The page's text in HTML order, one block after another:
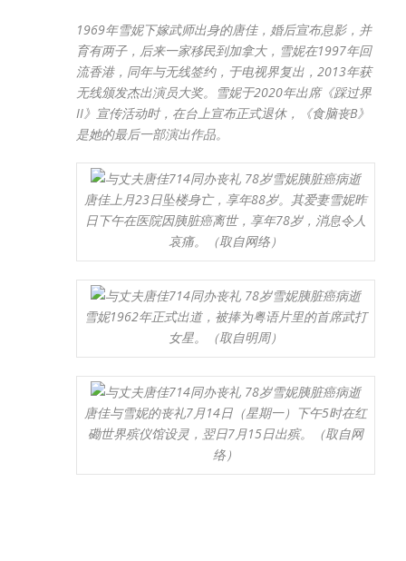
1969年雪妮下嫁武师出身的唐佳，婚后宣布息影，并
育有两子，后来一家移民到加拿大，雪妮在1997年回
流香港，同年与无线签约，于电视界复出，2013年获
无线颁发杰出演员大奖。雪妮于2020年出席《踩过界
II》宣传活动时，在台上宣布正式退休，《食脑丧B》
是她的最后一部演出作品。
唐佳上月23日坠楼身亡，享年88岁。其爱妻雪妮昨
日下午在医院因胰脏癌离世，享年78岁，消息令人
哀痛。（取自网络）
雪妮1962年正式出道，被捧为粤语片里的首席武打
女星。（取自明周）
唐佳与雪妮的丧礼7月14日（星期一）下午5时在红
磡世界殡仪馆设灵，翌日7月15日出殡。（取自网
络）